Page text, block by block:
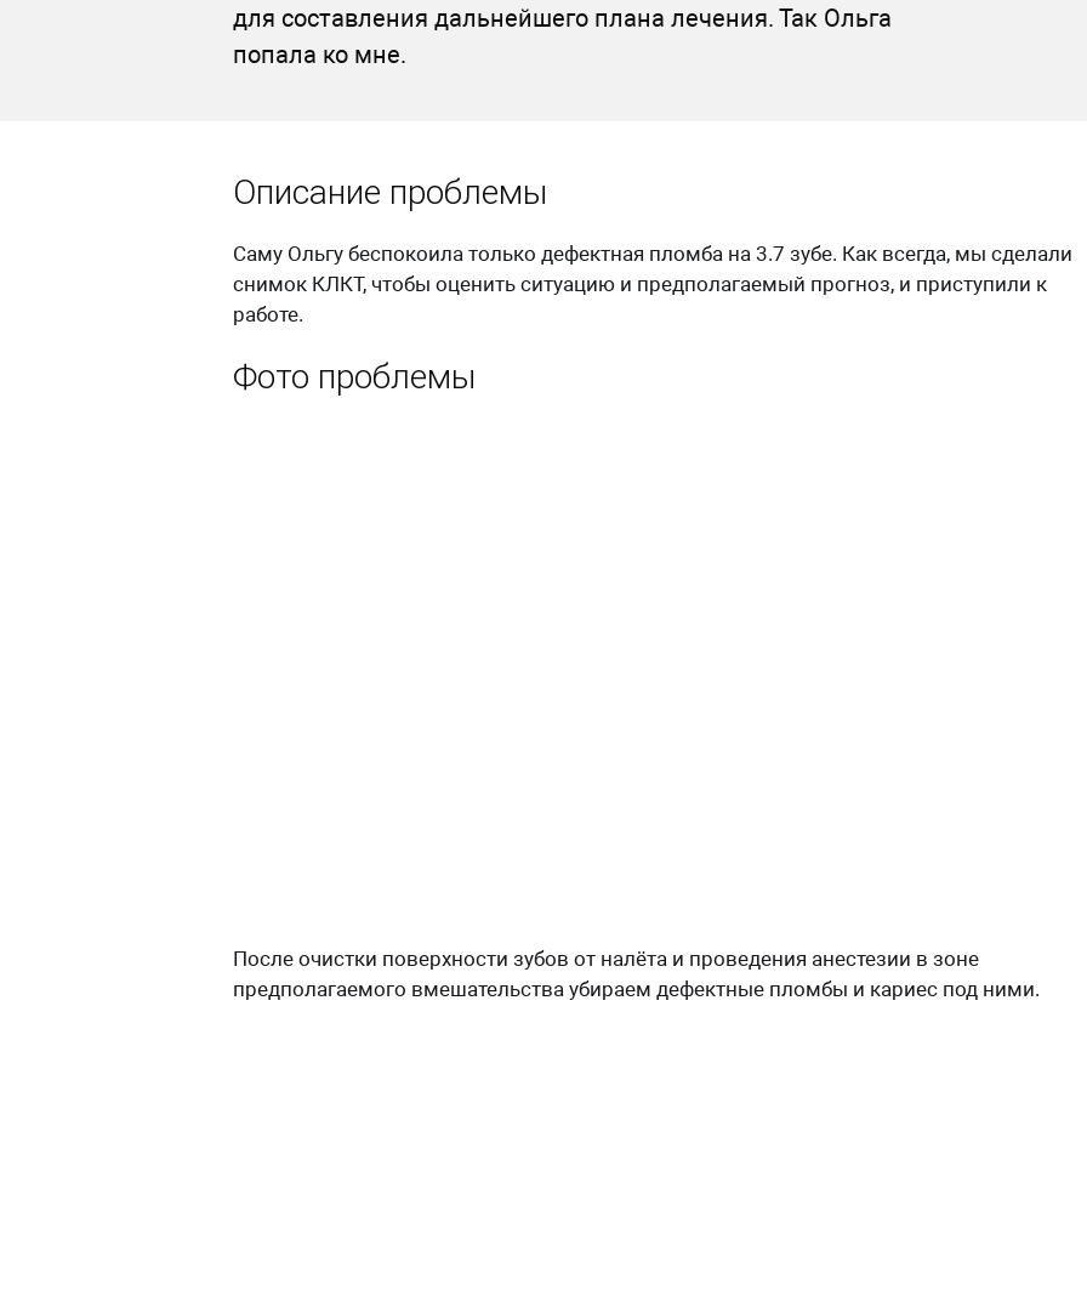
для составления дальнейшего плана лечения. Так Ольга
попала ко мне.
Описание проблемы
Саму Ольгу беспокоила только дефектная пломба на 3.7 зубе. Как всегда, мы сделали
снимок КЛКТ, чтобы оценить ситуацию и предполагаемый прогноз, и приступили к
работе.
Фото проблемы
После очистки поверхности зубов от налёта и проведения анестезии в зоне
предполагаемого вмешательства убираем дефектные пломбы и кариес под ними.